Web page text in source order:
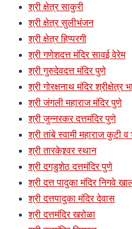
श्री क्षेत्र साकुरी
श्री क्षेत्र सुलीभंजन
श्री क्षेत्र हिप्परगी
श्री गणेशदत्त मंदिर सावई वेरेम
श्री गुरुदेवदत्त मंदिर पुणे
श्री गोरक्षनाथ मंदिर श्रीक्षेत्र
श्री जंगली महाराज मंदिर पुणे
श्री जुन्नरकर दत्तमंदिर पुणे
श्री तांबे स्वामी महाराज कुटी व
श्री तारकेश्र्वर स्थान
श्री दगडुशेठ दत्तमंदिर पुणे
श्री दत्त पादुका मंदिर निगवे
श्री दत्तपादुका मंदिर देवास
श्री दत्तमंदिर खरोळा